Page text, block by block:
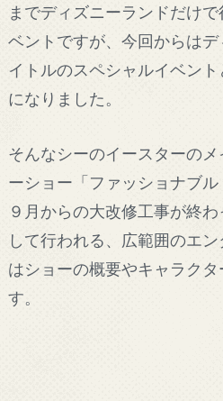
までディズニーランドだけ
ベントですが、今回からは
イトルのスペシャルイベン
になりました。
そんなシーのイースターの
ーショー「ファッショナブ
９月からの大改修工事が終
して行われる、広範囲のエ
はショーの概要やキャラク
す。